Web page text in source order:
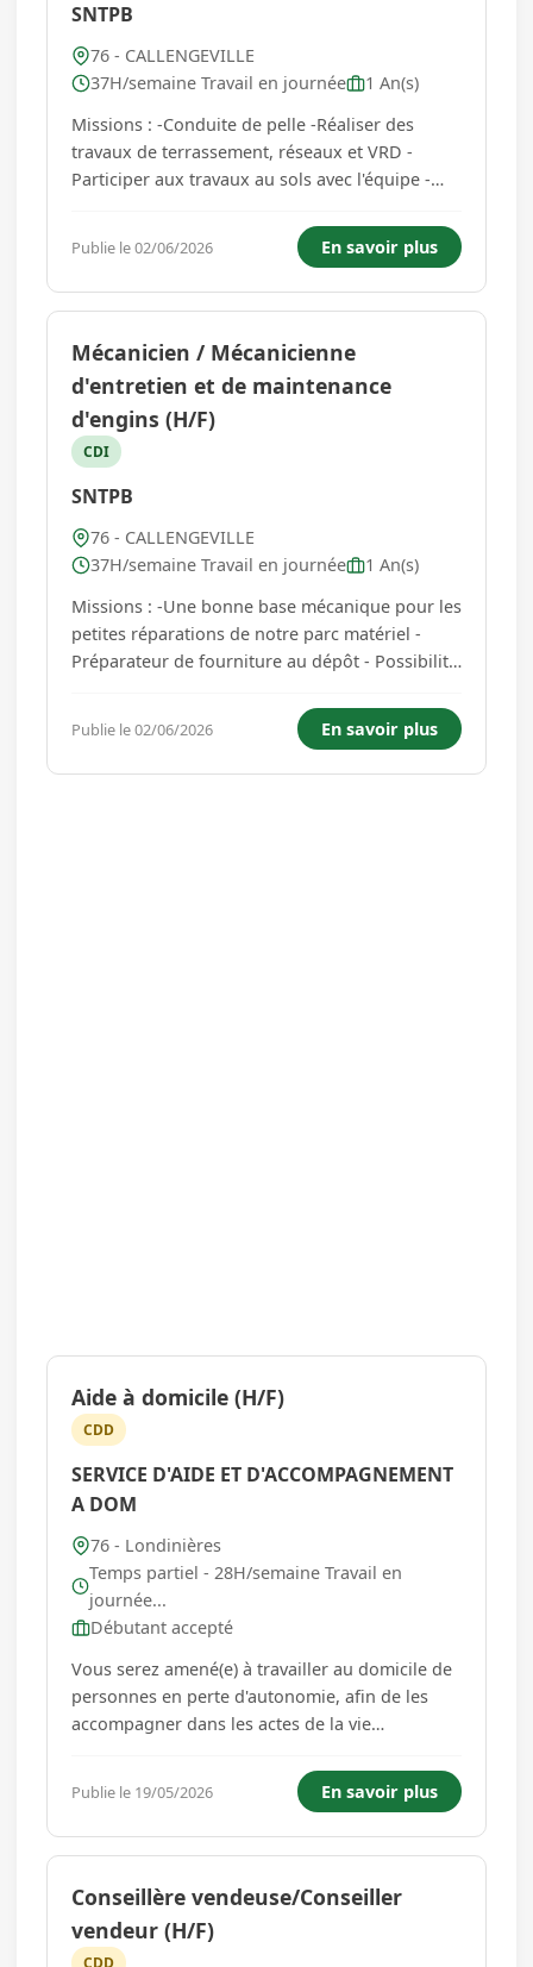
SNTPB
76 - CALLENGEVILLE
37H/semaine Travail en journée
1 An(s)
Missions : -Conduite de pelle -Réaliser des
travaux de terrassement, réseaux et VRD -
Participer aux travaux au sols avec l'équipe -
les consignes de sécurité et les règles du
chantier -Adapter son travail selon les
contraintes du terrain Vous ...
Publie le 02/06/2026 En savoir plus
Mécanicien / Mécanicienne
d'entretien et de maintenance
d'engins (H/F)
CDI
SNTPB
76 - CALLENGEVILLE
37H/semaine Travail en journée
1 An(s)
Missions : -Une bonne base mécanique pour les
petites réparations de notre parc matériel -
Préparateur de fourniture au dépôt - Possibilité
-Suivi des stocks et rangement du matériel...
Publie le 02/06/2026 En savoir plus
Aide à domicile (H/F)
CDD
SERVICE D'AIDE ET D'ACCOMPAGNEMENT
A DOM
76 - Londinières
Temps partiel - 28H/semaine Travail en
journée...
Débutant accepté
Vous serez amené(e) à travailler au domicile de
personnes en perte d'autonomie, afin de les
accompagner dans les actes de la vie
au coucher, à l'hygiène corporelle, à l'entretien
du logement et du linge -l'accompagnement
aux courses Autonome, ...
Publie le 19/05/2026 En savoir plus
Conseillère vendeuse/Conseiller
vendeur (H/F)
CDD